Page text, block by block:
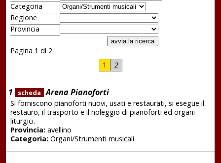
Categoria
Regione
Provincia
Pagina 1 di 2
1
2
1 scheda Arena Pianoforti
Si forniscono pianoforti nuovi, usati e restaurati, si esegue il
restauro, il trasporto e il noleggio di pianoforti ed organi
liturgici.
Provincia:avellino
Categoria:Organi/Strumenti musicali